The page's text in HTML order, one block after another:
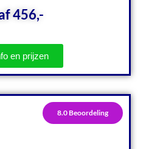
456,-
en prijzen
8.0 Beoordeling